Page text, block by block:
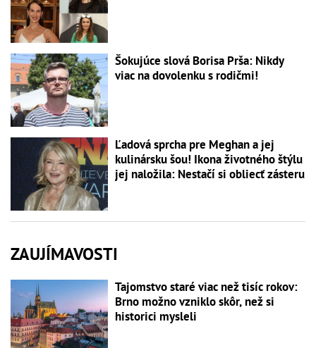
Šokujúce slová Borisa Prša: Nikdy
viac na dovolenku s rodičmi!
Ľadová sprcha pre Meghan a jej
kulinársku šou! Ikona životného štýlu
jej naložila: Nestačí si obliecť zásteru
ZAUJÍMAVOSTI
Tajomstvo staré viac než tisíc rokov:
Brno možno vzniklo skôr, než si
historici mysleli